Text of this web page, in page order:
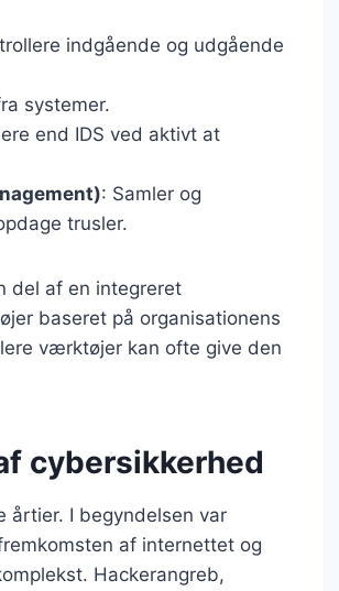
indgående og udgående
systemer.
end IDS ved aktivt at
: Samler og
trusler.
del af en integreret
baseret på organisationens
værktøjer kan ofte give den
cybersikkerhed
årtier. I begyndelsen var
af internettet og
Hackerangreb,